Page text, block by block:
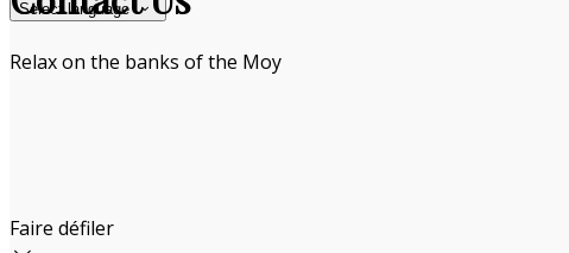
Select language
Relax on the banks of the Moy
Faire défiler